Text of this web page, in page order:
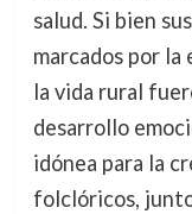
salud. Si bien
marcados por la
la vida rural
desarrollo
idónea para la
folclóricos,